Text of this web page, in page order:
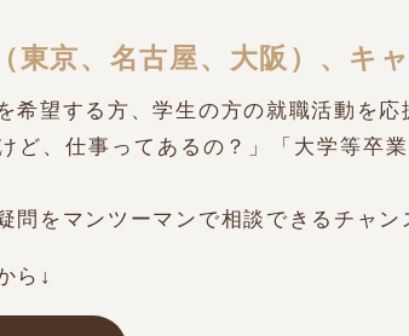
東京、名古屋、大阪）、キ
希望する方、学生の方の就職活動を応
ど、仕事ってあるの？」「大学等卒
問をマンツーマンで相談できるチャン
ら↓